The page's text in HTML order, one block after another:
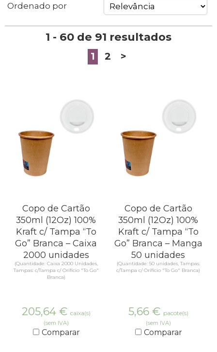
Ordenado por
1 - 60 de 91 resultados
1 2 >
Copo de Cartão
350ml (12Oz) 100%
Kraft c/ Tampa “To
Go” Branca – Caixa
2000 unidades
(Quantidade: Caixa 2000 Unidades,
Tampas: c/Tampa c/ Orifício "To Go"
Branca)
205,64 € caixa(s)
(sem IVA)
Comparar
Copo de Cartão
350ml (12Oz) 100%
Kraft c/ Tampa “To
Go” Branca – Manga
50 unidades
(Quantidade: 50 unidades, Tampas:
c/Tampa c/ Orifício "To Go" Branca)
5,66 € pacote(s)
(sem IVA)
Comparar